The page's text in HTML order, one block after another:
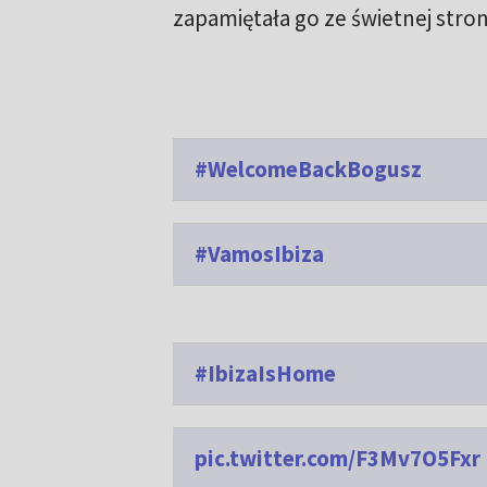
zapamiętała go ze świetnej
#WelcomeBackBogusz
#VamosIbiza
#IbizaIsHome
pic.twitter.com/F3Mv7O5Fxr